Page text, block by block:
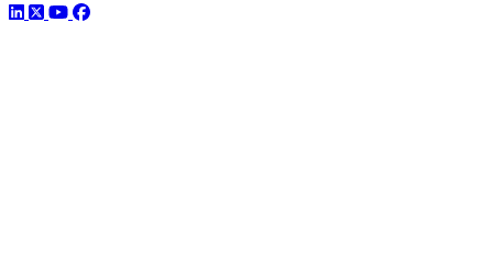
LinkedIn
TwitterYouTube
Facebook